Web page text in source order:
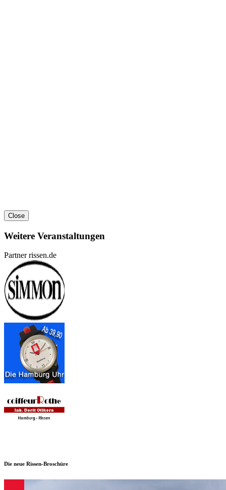
Close
Weitere Veranstaltungen
Partner rissen.de
Die neue Rissen-Broschüre